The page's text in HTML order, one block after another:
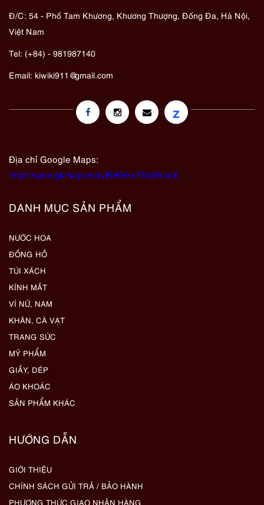
Đ/C: 54 - Phố Tam Khương, Khương Thượng, Đống Đa, Hà Nội,
Việt Nam
Tel: (+84) - 981987140
Email: kiwiki911@gmail.com
z
Địa chỉ Google Maps:
https://goo.gl/maps/eby8bKyks7Bx89oa6
DANH MỤC SẢN PHẨM
NƯỚC HOA
ĐỒNG HỒ
TÚI XÁCH
KÍNH MẮT
VÍ NỮ, NAM
KHĂN, CÀ VẠT
TRANG SỨC
MỸ PHẨM
GIẦY, DÉP
ÁO KHOÁC
SẢN PHẨM KHÁC
HƯỚNG DẪN
GIỚI THIỆU
CHÍNH SÁCH GỬI TRẢ / BẢO HÀNH
PHƯƠNG THỨC GIAO NHẬN HÀNG